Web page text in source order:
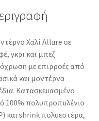
Χαλί Allure σε
γκρι και μπεζ
με επιρροές από
και μοντέρνα
Κατασκευασμένο
100% πολυπροπυλένιο
και shrink πολυεστέρα,